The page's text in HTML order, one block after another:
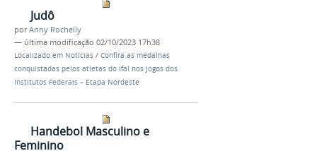
Judô
porAnny Rochelly
— última modificação 02/10/2023 17h38
Localizado em Notícias / Confira as medalhas
conquistadas pelos atletas do Ifal nos Jogos dos
Institutos Federais – Etapa Nordeste
Handebol Masculino e
Feminino